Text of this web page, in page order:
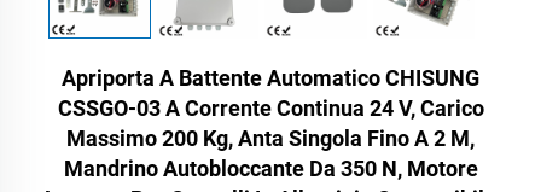
Apriporta A Battente Automatico CHISUNG
CSSGO-03 A Corrente Continua 24 V, Carico
Massimo 200 Kg, Anta Singola Fino A 2 M,
Mandrino Autobloccante Da 350 N, Motore